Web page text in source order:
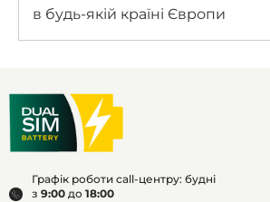
в будь-якій країні Європи
Графік роботи call-центру: будні
з 9:00 до 18:00